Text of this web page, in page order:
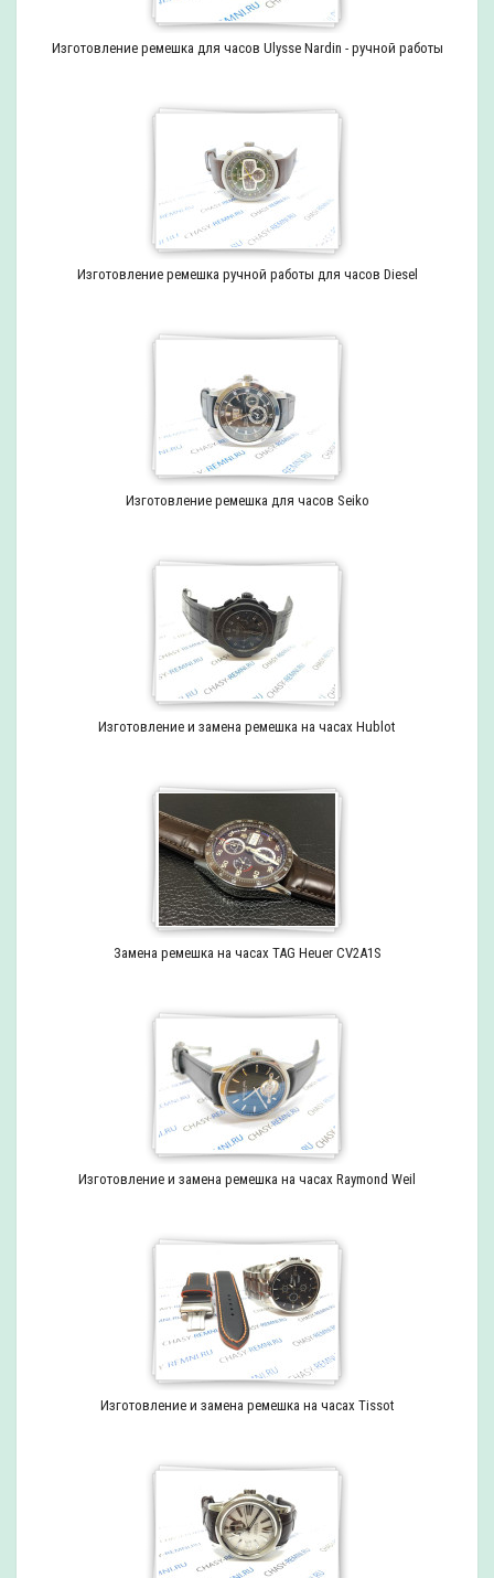
Изготовление ремешка для часов Ulysse Nardin - ручной работы
Изготовление ремешка ручной работы для часов Diesel
Изготовление ремешка для часов Seiko
Изготовление и замена ремешка на часах Hublot
Замена ремешка на часах TAG Heuer CV2A1S
Изготовление и замена ремешка на часах Raymond Weil
Изготовление и замена ремешка на часах Tissot